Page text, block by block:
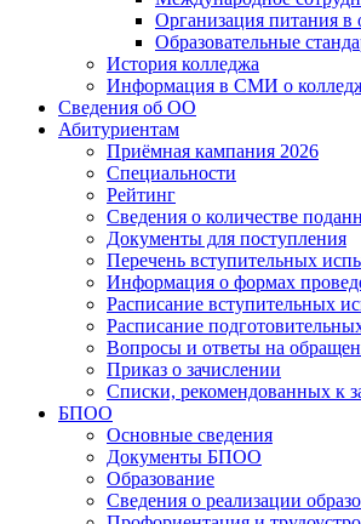
Организация питания в
Образовательные
История колледжа
Информация в СМИ о
Сведения об ОО
Абитуриентам
Приёмная кампания 2026
Специальности
Рейтинг
Сведения о количестве
Документы для поступления
Перечень вступительных
Информация о формах
Расписание вступительных
Расписание
Вопросы и ответы на
Приказ о зачислении
Списки, рекомендованных к
БПОО
Основные сведения
Документы БПОО
Образование
Сведения о реализации